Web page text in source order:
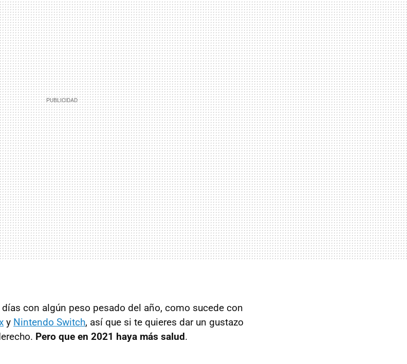
con algún peso pesado del año, como sucede con
y Nintendo Switch, así que si te quieres dar un gustazo
Pero que en 2021 haya más salud.